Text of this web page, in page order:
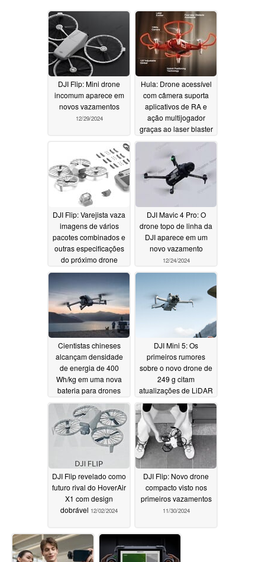
DJI Flip: Mini drone
incomum aparece em
novos vazamentos
12/29/2024
Hula: Drone acessível
com câmera suporta
aplicativos de RA e
ação multijogador
graças ao laser blaster
12/25/2024
DJI Flip: Varejista vaza
imagens de vários
pacotes combinados e
outras especificações
do próximo drone
dobrável12/25/2024
DJI Mavic 4 Pro: O
drone topo de linha da
DJI aparece em um
novo vazamento
12/24/2024
Cientistas chineses
alcançam densidade
de energia de 400
Wh/kg em uma nova
bateria para drones
com capacidade
abaixo de zero
12/18/2024
DJI Mini 5: Os
primeiros rumores
sobre o novo drone de
249 g citam
atualizações de LiDAR
e motor12/12/2024
DJI Flip revelado como
futuro rival do HoverAir
X1 com design
dobrável 12/02/2024
DJI Flip: Novo drone
compacto visto nos
primeiros vazamentos
11/30/2024